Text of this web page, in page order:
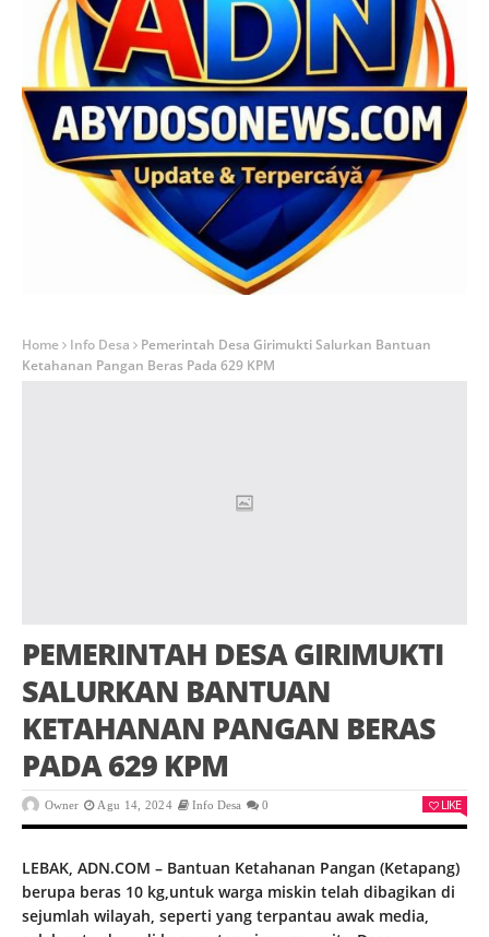
Home Info Desa
Pemerintah Desa Girimukti Salurkan Bantuan
Ketahanan Pangan Beras Pada 629 KPM
PEMERINTAH DESA GIRIMUKTI
SALURKAN BANTUAN
KETAHANAN PANGAN BERAS
PADA 629 KPM
Owner Agu 14, 2024 Info Desa 0 LIKE
LEBAK, ADN.COM – Bantuan Ketahanan Pangan (Ketapang)
berupa beras 10 kg,untuk warga miskin telah dibagikan di
sejumlah wilayah, seperti yang terpantau awak media,